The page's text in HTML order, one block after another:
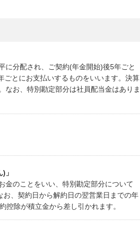
に分配され、ご契約(年金開始)後5年ごと
とにお支払いするものをいいます。決算
なお、特別勘定部分は社員配当金はありま
」
金のことをいい、特別勘定部分について
、契約日から解約日の翌営業日までの年
控除が積立金から差し引かれます。